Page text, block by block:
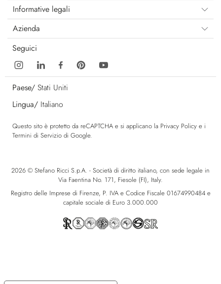
Informative legali
Azienda
Seguici
Paese/ Stati Uniti
Lingua/ Italiano
Questo sito è protetto da reCAPTCHA e si applicano la Privacy Policy e i
Termini di Servizio di Google.
2026 © Stefano Ricci S.p.A. - Società di diritto italiano, con sede legale in
Via Faentina No. 171, Fiesole (FI), Italy.
Registro delle Imprese di Firenze, P. IVA e Codice Fiscale 01674990484 e
capitale sociale di Euro 3.000.000